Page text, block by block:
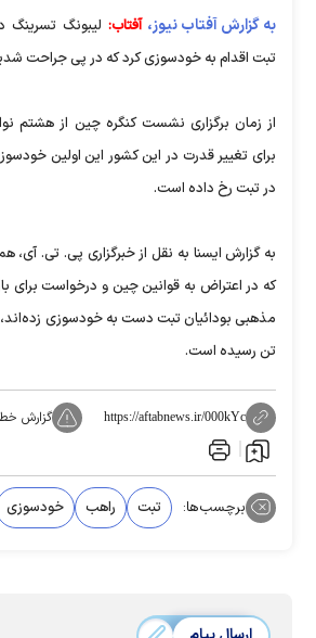
به گزارش آفتاب نیوز، آفتاب: لیبونگ تسرینگ
تبت اقدام به خودسوزی کرد که در پی جراحت
از زمان برگزاری نشست کنگره چین از هشتم
برای تغییر قدرت در این کشور این اولین
در تبت رخ داده است.
به گزارش ایسنا به نقل از خبرگزاری پی. تی. آی،
که در اعتراض به قوانین چین و درخواست برای
تن رسیده است.
https://aftabnews.ir/000kYc گزارش
برچسب‌ها: تبت راهب خودسوزی